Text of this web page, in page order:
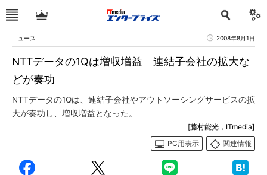
ニュース 2008年8月1日
NTTデータの1Qは増収増益 連結子会社の拡大な
どが奏功
NTTデータの1Qは、連結子会社やアウトソーシングサービスの拡
大が奏功し、増収増益となった。
[藤村能光，ITmedia]
PC用表示
関連情報